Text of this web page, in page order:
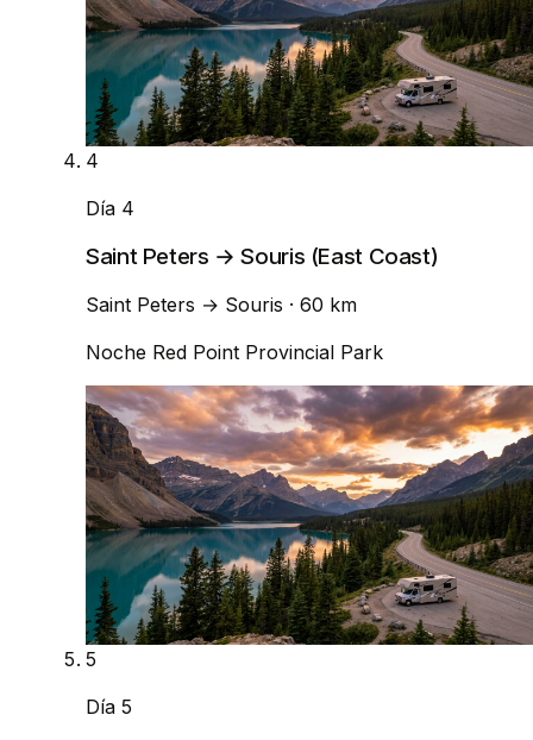
4
Día 4
Saint Peters → Souris (East Coast)
Saint Peters → Souris · 60 km
Noche Red Point Provincial Park
5
Día 5